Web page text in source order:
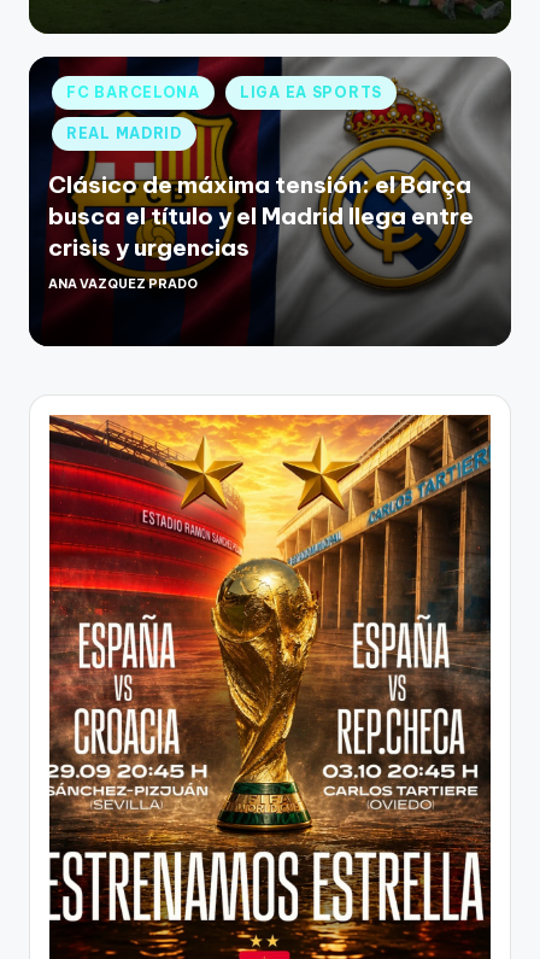
FC BARCELONA LIGA EA SPORTS
REAL MADRID
Clásico de máxima tensión: el Barça
busca el título y el Madrid llega entre
crisis y urgencias
ANA VAZQUEZ PRADO